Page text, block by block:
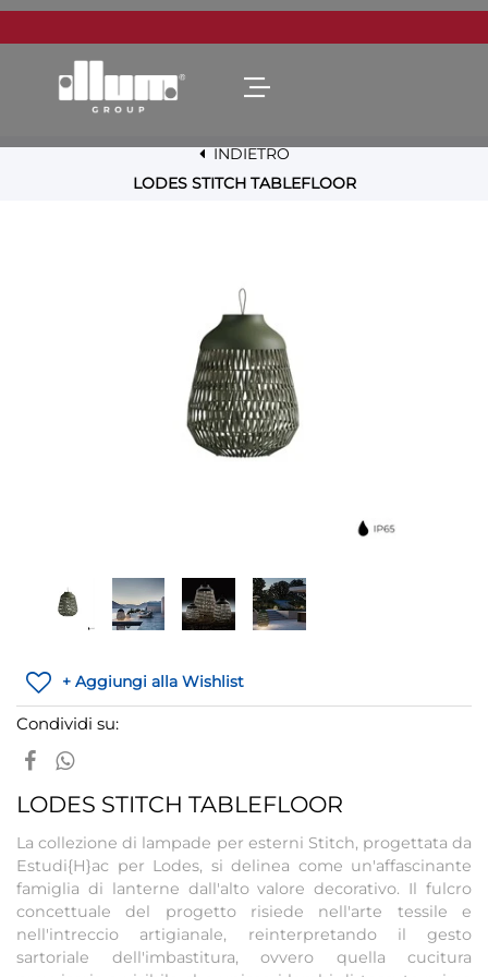
Open menu
INDIETRO
LODES STITCH TABLEFLOOR
+ Aggiungi alla Wishlist
Condividi su:
LODES STITCH TABLEFLOOR
La collezione di lampade per esterni Stitch, progettata da
Estudi{H}ac per Lodes, si delinea come un'affascinante
famiglia di lanterne dall'alto valore decorativo. Il fulcro
concettuale del progetto risiede nell'arte tessile e
nell'intreccio artigianale, reinterpretando il gesto
sartoriale dell'imbastitura, ovvero quella cucitura